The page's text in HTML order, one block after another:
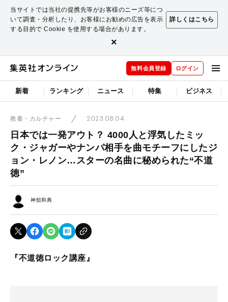
当サイトでは当社の提携先等がお客様のニーズ等につ
いて調査・分析したり、お客様にお勧めの広告を表示
する目的で Cookie を使用する場合があります。
詳しくはこちら
×
無料会員登録 ログイン
新着 ランキング ニュース 特集 ビジネス
教養・カルチャー 2023.08.04
日本では一発アウト？ 4000人と浮気したミッ
ク・ジャガーやナンパ相手を曲モチーフにしたジ
ョン・レノン…スターの名曲に秘められた“不道
徳”
神舘和典
『不道徳ロック講座』